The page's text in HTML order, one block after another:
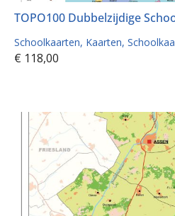
TOPO100 Dubbelzijdige
Schoolkaarten Kaarten
€ 118,00